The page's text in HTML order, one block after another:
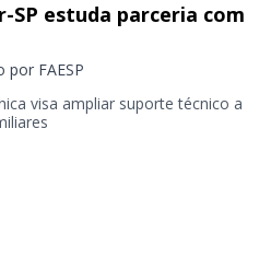
SP estuda parceria com
por FAESP
visa ampliar suporte técnico a